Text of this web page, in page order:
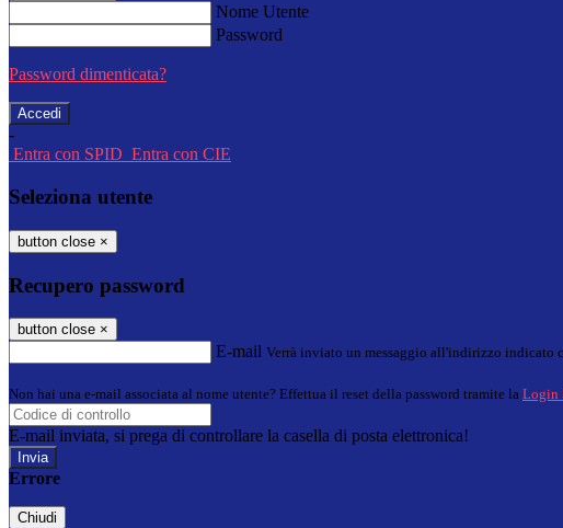
Nome Utente
Password
Password dimenticata?
-
Entra con SPID Entra con CIE
Seleziona utente
button close ×
Recupero password
button close ×
E-mail Verrà inviato un messaggio all'indirizzo indicato
Non hai una e-mail associata al nome utente? Effettua il reset della password tramite la Login
E-mail inviata, si prega di controllare la casella di posta elettronica!
Errore
Chiudi